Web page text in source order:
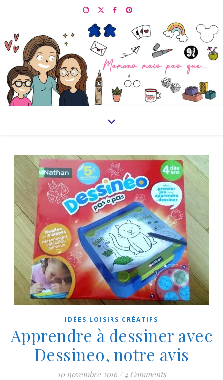
IDÉES LOISIRS CRÉATIFS
Apprendre à dessiner avec
Dessineo, notre avis
10 novembre 2016 / 4 Comments